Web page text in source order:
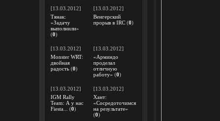
[13.03.2012]
Тянак:
«Задачу
выполнили»
(0)
[13.03.2012]
Венгерский
прорыв в IRC (0)
[13.03.2012]
Monster WRT:
двойная
радость (0)
[13.03.2012]
«Арминдо
проделал
отличную
работу» (0)
[13.03.2012]
IGM Rally
Team: А у нас
Fiesta...
(0)
[13.03.2012]
Хант:
«Сосредоточимся
на результате»
(0)